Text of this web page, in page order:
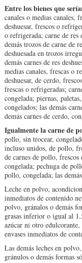
Entre los bienes que
canales o medias canales,
deshuesar, frescos o
o refrigerada; carne de res
demás trozos de carne de
deshuesada en trozos
demás carnes de res
medias canales, frescas o
deshuesar, de cerdo,
frescas o refrigeradas;
congelada; piernas,
congelados; las demás
demás carnes de cerdo,
Igualmente la carne de
pollo, sin trocear,
incluso unidos, de pollo,
de carnes de pollo,
congelada; pechuga de
pollo, congelada; las
Leche en polvo,
inmediatos de contenido
polvo, gránalos o demás
grasas inferior o igual al
azúcar ni otro
envases inmediatos de
Las demás leches en
gránulos o demás formas